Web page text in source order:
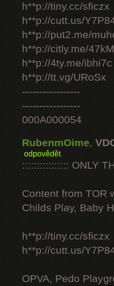
h**p://tiny.cc/sficzx
h**p://cutt.us/
h**p://put2.me/
h**p://citly.me/
h**p://4ty.me/ibhi7c
h**p://tt.vg/URoSx
-----------------
-----------------
000A000054
RubenmOime,
odpovědět
:::::::::::::::: ONLY
Content from TOR
Childs Play, Baby
h**p://tiny.cc/sficzx
h**p://cutt.us/
OPVA, Pedo